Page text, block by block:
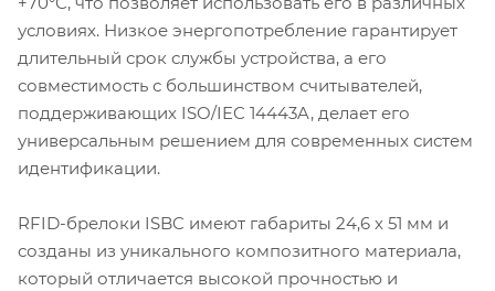
условиях. Низкое энергопотребление гарантирует
длительный срок службы устройства, а его
совместимость с большинством считывателей,
поддерживающих ISO/IEC 14443A, делает его
универсальным решением для современных систем
идентификации.
RFID-брелоки ISBC имеют габариты 24,6 х 51 мм и
созданы из уникального композитного материала,
который отличается высокой прочностью и